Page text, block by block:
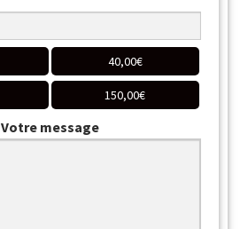
40,00€
150,00€
Votre message